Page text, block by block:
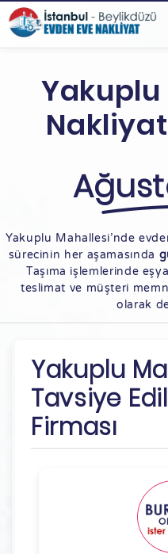
Yakuplu
Yakuplu Mahallesi’nde
sürecinin her aşamasında
Taşıma işlemlerinde
teslimat ve müşteri
olarak
Yakuplu
Tavsiye
Firması